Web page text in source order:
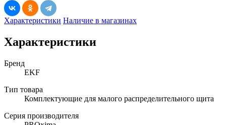
Характеристики Наличие в магазинах
Характеристики
Бренд
EKF
Тип товара
Комплектующие для малого распределительного щита
Серия производителя